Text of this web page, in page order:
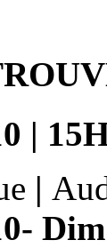
|
|